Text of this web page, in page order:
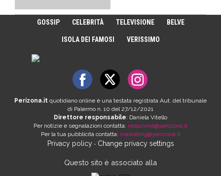
GOSSIP CELEBRITÀ TELEVISIONE BELVE
ISOLA DEI FAMOSI VERISSIMO
Perizona.it quotidiano online è una testata registrata Aut. del tribunale
di Palermo n. 10 del 27/12/2021
Direttore responsabile: Daniela Vitello
Per notizie e segnalazioni contatta: redazione@perizona.it
Per la tua pubblicità contatta: marketing@perizona.it
Privacy policy- Change privacy settings
Questo sito è associato alla